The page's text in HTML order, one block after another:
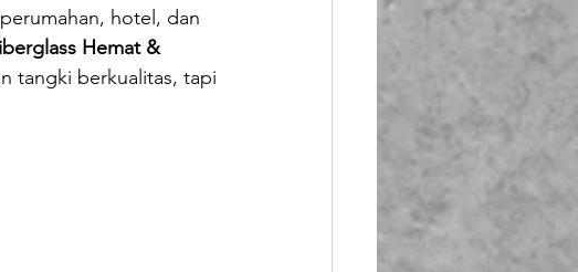
Booth Fiberglass
hotel, dan
Hemat &
tangki berkualitas, tapi